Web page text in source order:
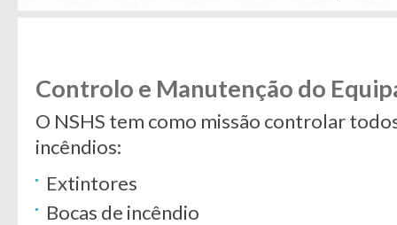
Controlo e Manutenção do
O NSHS tem como missão controlar
incêndios:
Extintores
Bocas de incêndio